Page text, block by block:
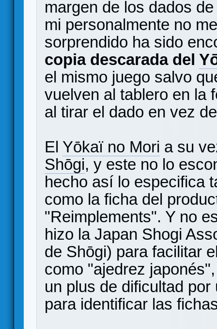
margen de los dados
mi personalmente no
sorprendido ha sido
copia descarada del
el mismo juego salvo
vuelven al tablero en la
al tirar el dado en vez
El Yōkaï no Mori a su
Shōgi, y este no lo
hecho así lo especifica
como la ficha del
"Reimplements". Y no
hizo la Japan Shogi
de Shōgi) para facilitar
como "ajedrez
un plus de dificultad
para identificar las